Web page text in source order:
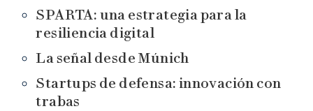
SPARTA: una estrategia para la
resiliencia digital
La señal desde Múnich
Startups de defensa: innovación con
trabas